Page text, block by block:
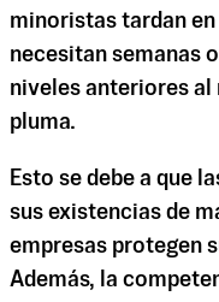
minoristas tardan
necesitan semanas
niveles anteriores al
pluma.
Esto se debe a que
sus existencias de
empresas protegen
Además, la